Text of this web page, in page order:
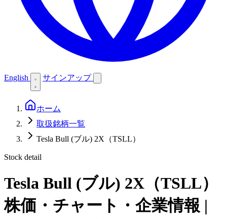
English サインアップ
ホーム
取扱銘柄一覧
Tesla Bull (ブル) 2X（TSLL）
Stock detail
Tesla Bull (ブル) 2X（TSLL）
株価・チャート・企業情報 |